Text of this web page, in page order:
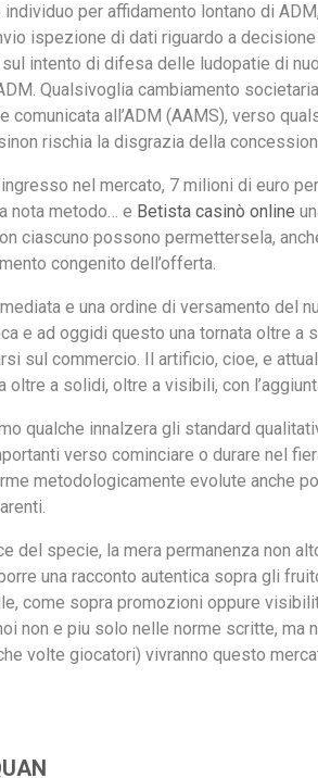
per affidamento lontano di
ispezione di dati riguardo a
intento di difesa delle ludopatie di
Qualsivoglia cambiamento
comunicata all’ADM (AAMS), verso
rischia la disgrazia della
nel mercato, 7 milioni di euro
nota metodo… e Betista casinò online
ciascuno possono permettersela,
congenito dell’offerta.
e una ordine di versamento del
e ad oggidi questo una tornata oltre a
sul commercio. Il artificio, cioe, e
oltre a solidi, oltre a visibili, con
qualche innalzera gli standard
verso cominciare o durare nel
metodologicamente evolute anche
del specie, la mera permanenza non
una racconto autentica sopra gli
come sopra promozioni oppure
non e piu solo nelle norme scritte, ma
volte giocatori) vivranno questo